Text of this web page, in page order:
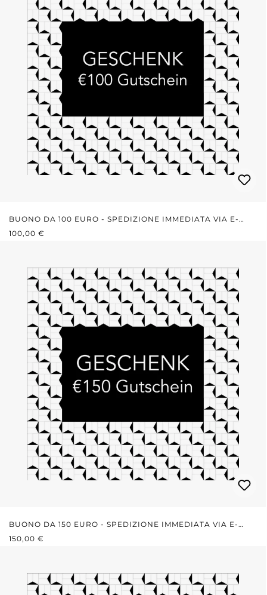
BUONO DA 100 EURO - SPEDIZIONE IMMEDIATA VIA E-
MAIL
PREZZO NORMALE:
100,00 €
BUONO DA 150 EURO - SPEDIZIONE IMMEDIATA VIA E-
MAIL
PREZZO NORMALE:
150,00 €